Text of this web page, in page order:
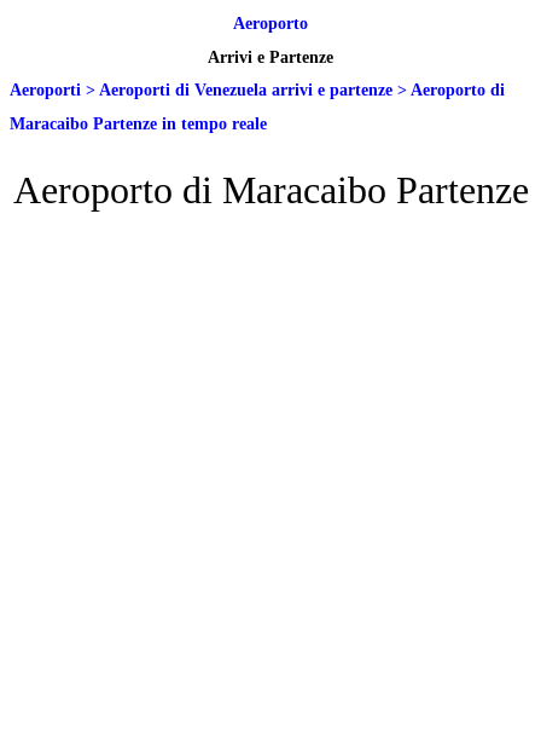
Aeroporto
Arrivi e Partenze
Aeroporti > Aeroporti di Venezuela arrivi e partenze > Aeroporto di
Maracaibo Partenze in tempo reale
Aeroporto di Maracaibo Partenze